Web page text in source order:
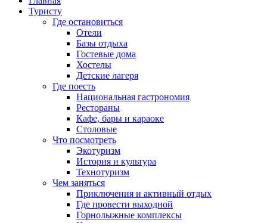
Туристу
Где остановиться
Отели
Базы отдыха
Гостевые дома
Хостелы
Детские лагеря
Где поесть
Национальная гастрономия
Рестораны
Кафе, бары и караоке
Столовые
Что посмотреть
Экотуризм
История и культура
Технотуризм
Чем заняться
Приключения и активный отдых
Где провести выходной
Горнолыжные комплексы